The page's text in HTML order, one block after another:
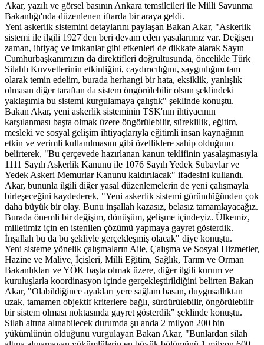
Akar, yazılı ve görsel basının Ankara temsilcileri ile Milli Savunma
Bakanlığı'nda düzenlenen iftarda bir araya geldi.
Yeni askerlik sistemini detaylarını paylaşan Bakan Akar, "Askerlik
sistemi ile ilgili 1927'den beri devam eden yasalarımız var. Değişen
zaman, ihtiyaç ve imkanlar gibi etkenleri de dikkate alarak Sayın
Cumhurbaşkanımızın da direktifleri doğrultusunda, öncelikle Türk
Silahlı Kuvvetlerinin etkinliğini, caydırıcılığını, saygınlığını tam
olarak temin edelim, burada herhangi bir hata, eksiklik, yanlışlık
olmasın diğer taraftan da sistem öngörülebilir olsun şeklindeki
yaklaşımla bu sistemi kurgulamaya çalıştık" şeklinde konuştu.
Bakan Akar, yeni askerlik sisteminin TSK'nın ihtiyacının
karşılanması başta olmak üzere öngörülebilir, süreklilik, eğitim,
mesleki ve sosyal gelişim ihtiyaçlarıyla eğitimli insan kaynağının
etkin ve verimli kullanılmasını gibi özelliklere sahip olduğunu
belirterek, "Bu çerçevede hazırlanan kanun teklifinin yasalaşmasıyla
1111 Sayılı Askerlik Kanunu ile 1076 Sayılı Yedek Subaylar ve
Yedek Askeri Memurlar Kanunu kaldırılacak" ifadesini kullandı.
Akar, bununla ilgili diğer yasal düzenlemelerin de yeni çalışmayla
birleşeceğini kaydederek, "Yeni askerlik sistemi göründüğünden çok
daha büyük bir olay. Bunu inşallah kazasız, belasız tamamlayacağız.
Burada önemli bir değişim, dönüşüm, gelişme içindeyiz. Ülkemiz,
milletimiz için en istenilen çözümü yapmaya gayret gösterdik.
İnşallah bu da bu şekliyle gerçekleşmiş olacak" diye konuştu.
Yeni sisteme yönelik çalışmaların Aile, Çalışma ve Sosyal Hizmetler,
Hazine ve Maliye, İçişleri, Milli Eğitim, Sağlık, Tarım ve Orman
Bakanlıkları ve YÖK başta olmak üzere, diğer ilgili kurum ve
kuruluşlarla koordinasyon içinde gerçekleştirildiğini belirten Bakan
Akar, "Olabildiğince ayakları yere sağlam basan, duygusallıktan
uzak, tamamen objektif kriterlere bağlı, sürdürülebilir, öngörülebilir
bir sistem olması noktasında gayret gösterdik" şeklinde konuştu.
Silah altına alınabilecek durumda şu anda 2 milyon 200 bin
yükümlünün olduğunu vurgulayan Bakan Akar, "Bunlardan silah